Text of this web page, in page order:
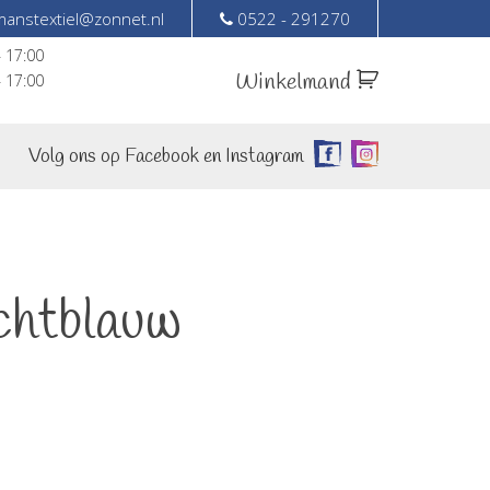
0522 - 291270
17:00
17:00
Winkelmand
Volg ons op Facebook en Instagram